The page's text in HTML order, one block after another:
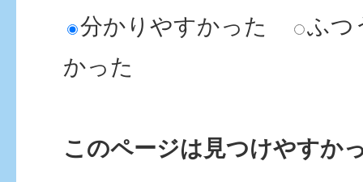
分かりやすかった
ふつ
かった
このページは見つけやすか